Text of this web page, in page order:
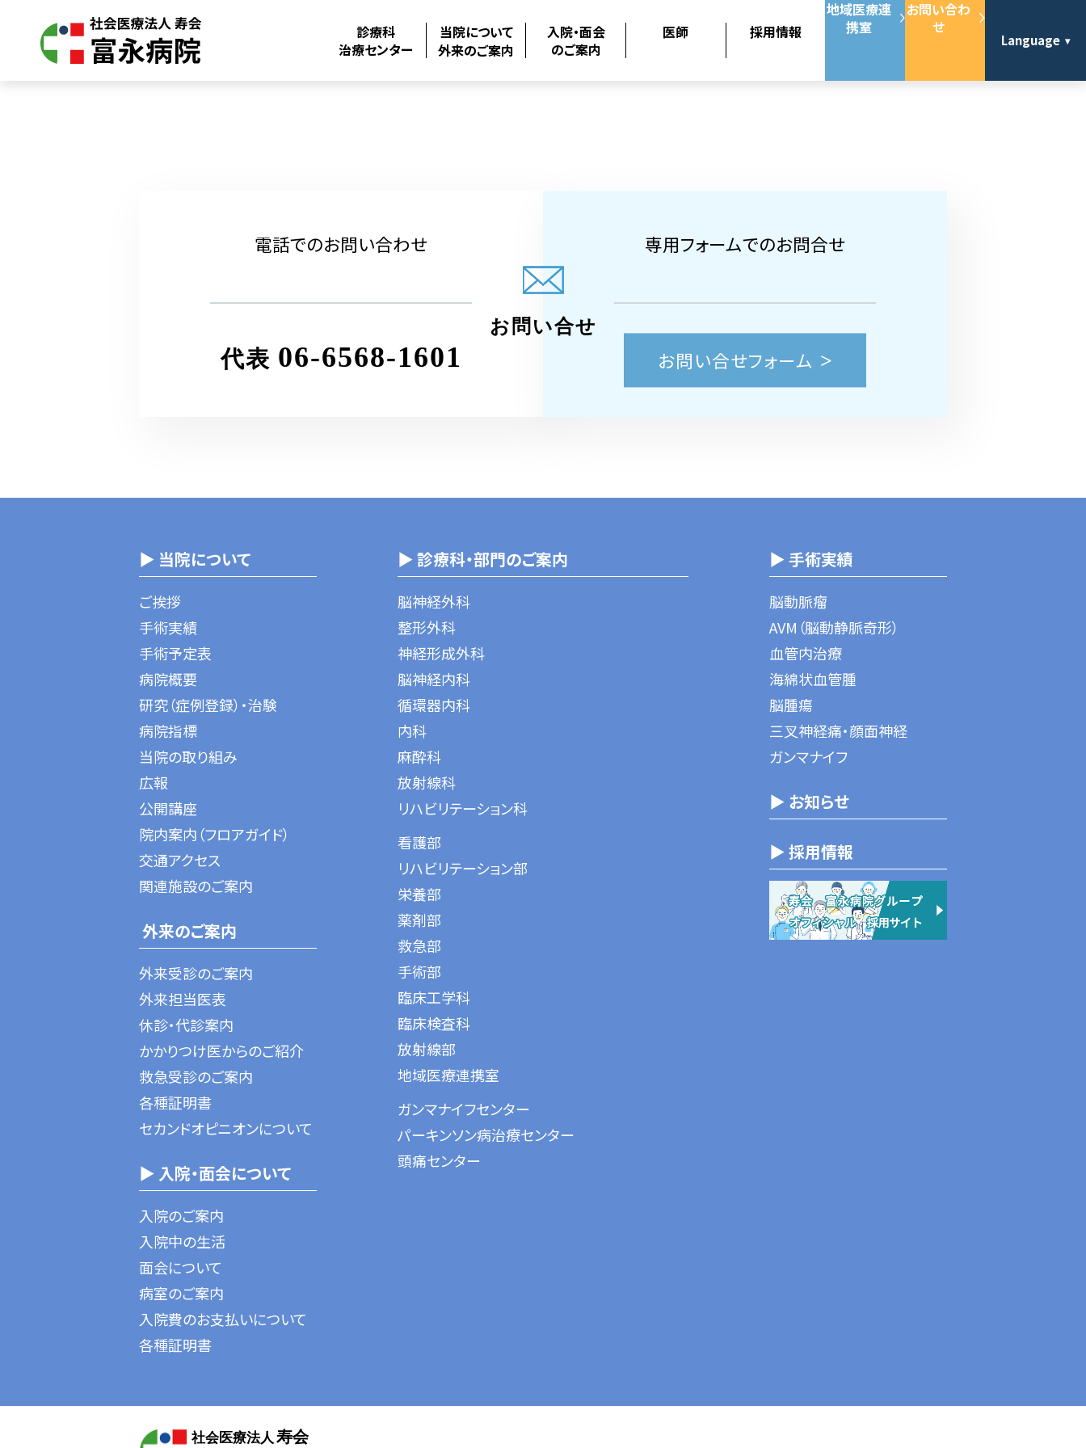
診療科
治療センター
当院について
外来のご案内
入院・面会
のご案内
医師 採用情報
地域医療連
携室
お問い合わ
せ
Language
電話でのお問い合わせ
代表 06-6568-1601
専用フォームでのお問合せ
お問い合せフォーム
お問い合せ
▶ 当院について
ご挨拶
手術実績
手術予定表
病院概要
研究（症例登録）・治験
病院指標
当院の取り組み
広報
公開講座
院内案内（フロアガイド）
交通アクセス
関連施設のご案内
外来のご案内
外来受診のご案内
外来担当医表
休診・代診案内
かかりつけ医からのご紹介
救急受診のご案内
各種証明書
セカンドオピニオンについて
▶ 入院・面会について
入院のご案内
入院中の生活
面会について
病室のご案内
入院費のお支払いについて
各種証明書
▶ 診療科・部門のご案内
脳神経外科
整形外科
神経形成外科
脳神経内科
循環器内科
内科
麻酔科
放射線科
リハビリテーション科
看護部
リハビリテーション部
栄養部
薬剤部
救急部
手術部
臨床工学科
臨床検査科
放射線部
地域医療連携室
ガンマナイフセンター
パーキンソン病治療センター
頭痛センター
▶ 手術実績
脳動脈瘤
AVM（脳動静脈奇形）
血管内治療
海綿状血管腫
脳腫瘍
三叉神経痛・顔面神経
ガンマナイフ
▶ お知らせ
▶ 採用情報
社会医療法人 寿会